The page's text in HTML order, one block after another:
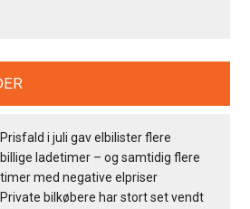
Prisfald i juli gav elbilister flere
billige ladetimer – og samtidig flere
timer med negative elpriser
Private bilkøbere har stort set vendt